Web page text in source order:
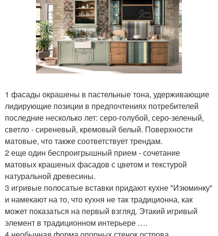
1 фасады окрашены в пастельные тона, удерживающие
лидирующие позиции в предпочтениях потребителей
последние несколько лет: серо-голубой, серо-зеленый,
светло - сиреневый, кремовый белый. Поверхности
матовые, что также соответствует трендам.
2 еще один беспроигрышный прием - сочетание
матовых крашеных фасадов с цветом и текстурой
натуральной древесины.
3 игривые полосатые вставки придают кухне "Изюминку"
и намекают на то, что кухня не так традиционна, как
может показаться на первый взгляд. Этакий игривый
элемент в традиционном интерьере ….